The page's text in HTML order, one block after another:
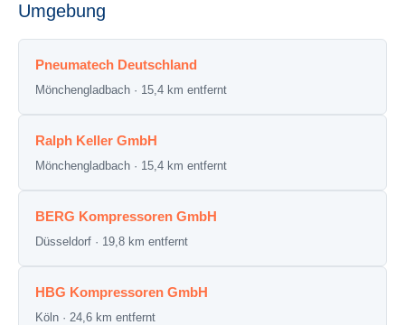
Umgebung
Pneumatech Deutschland
Mönchengladbach · 15,4 km entfernt
Ralph Keller GmbH
Mönchengladbach · 15,4 km entfernt
BERG Kompressoren GmbH
Düsseldorf · 19,8 km entfernt
HBG Kompressoren GmbH
Köln · 24,6 km entfernt